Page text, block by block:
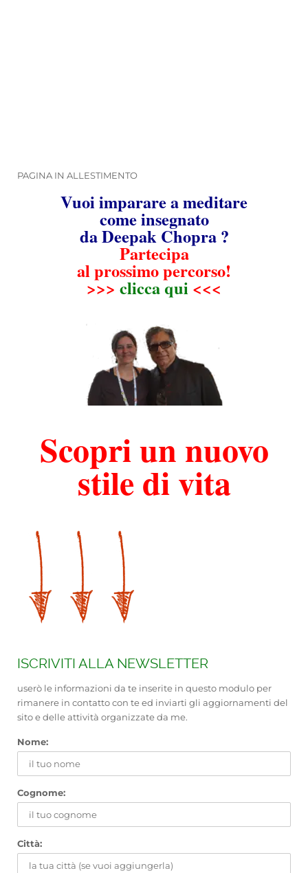
PAGINA IN ALLESTIMENTO
Vuoi imparare a meditare
come insegnato
da Deepak Chopra ?
Partecipa
al prossimo percorso!
>>> clicca qui <<<
Scopri un nuovo
stile di vita
ISCRIVITI ALLA NEWSLETTER
userò le informazioni da te inserite in questo modulo per
rimanere in contatto con te ed inviarti gli aggiornamenti del
sito e delle attività organizzate da me.
Nome:
Cognome:
Città: